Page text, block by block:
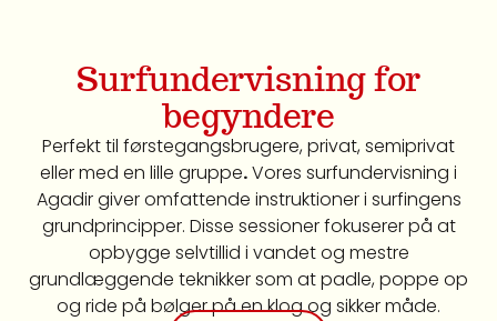
Surfundervisning for
begyndere
Perfekt til førstegangsbrugere, privat, semiprivat
eller med en lille gruppe.Vores surfundervisning i
Agadir giver omfattende instruktioner i surfingens
grundprincipper. Disse sessioner fokuserer på at
opbygge selvtillid i vandet og mestre
grundlæggende teknikker som at padle, poppe op
og ride på bølger på en klog og sikker måde.